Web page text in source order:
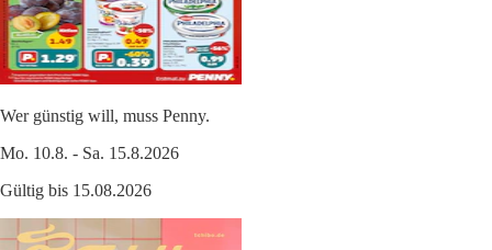
Wer günstig will, muss Penny.
Mo. 10.8. - Sa. 15.8.2026
Gültig bis 15.08.2026